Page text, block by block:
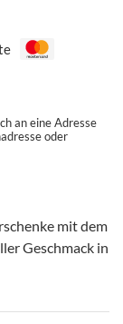
an eine Adresse
oder
mit dem
Geschmack in